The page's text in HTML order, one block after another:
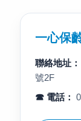
一心保
聯絡地址：
號2F
☎ 電話：